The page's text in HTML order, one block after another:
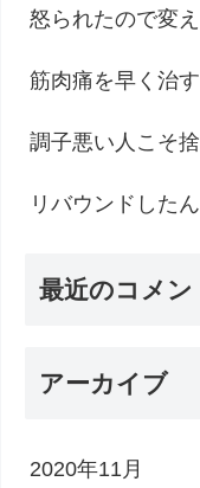
怒られたので変え
筋肉痛を早く治
調子悪い人こそ
リバウンドした
最近のコメン
アーカイブ
2020年11月